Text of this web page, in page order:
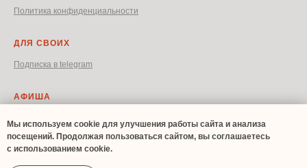
Политика конфиденциальности
ДЛЯ СВОИХ
Подписка в telegram
АФИША
Мы используем cookie для улучшения работы сайта и анализа
посещений. Продолжая пользоваться сайтом, вы соглашаетесь
с использованием cookie.